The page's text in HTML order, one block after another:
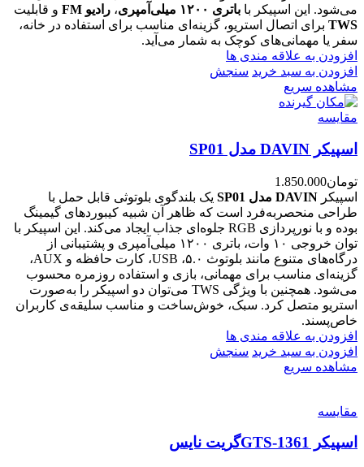
می‌شود. این اسپیکر با باتری ۱۲۰۰ میلی‌آمپری ، رادیو FM
و قابلیت
TWS برای اتصال استریو، گزینه‌ای مناسب برای استفاده در خانه،
سفر یا مهمانی‌های کوچک به شمار می‌آید.
افزودن به علاقه مندی ها
افزودن به سبد خرید سنجش
مشاهده سریع
مقایسه
اسپیکر DAVIN مدل SP01
تومان1.850.000
اسپیکر DAVIN مدل SP01
یک بلندگوی بلوتوثی قابل حمل با
طراحی منحصربه‌فرد است که ظاهر آن شبیه کیبوردهای گیمینگ
بوده و با نورپردازی RGB جلوه‌ای جذاب ایجاد می‌کند. این اسپیکر با
توان خروجی ۱۰ وات، باتری ۱۲۰۰ میلی‌آمپری و پشتیبانی از
درگاه‌های متنوع مانند بلوتوث ۵.۰، USB، کارت حافظه و AUX،
گزینه‌ای مناسب برای مهمانی، بازی و استفاده روزمره محسوب
می‌شود. همچنین با ویژگی TWS می‌توان دو اسپیکر را به‌صورت
استریو متصل کرد. سبک، خوش‌ساخت و مناسب سلیقه‌ی کاربران
خاص‌پسند.
افزودن به علاقه مندی ها
افزودن به سبد خرید سنجش
مشاهده سریع
مقایسه
اسپیکر GTS-1361گریت نایس